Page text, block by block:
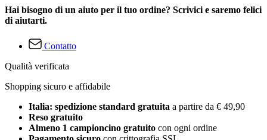
Hai bisogno di un aiuto per il tuo ordine? Scrivici e saremo felici
di aiutarti.
Contatto
Qualità verificata
Shopping sicuro e affidabile
Italia: spedizione standard gratuita a partire da € 49,90
Reso gratuito
Almeno 1 campioncino gratuito con ogni ordine